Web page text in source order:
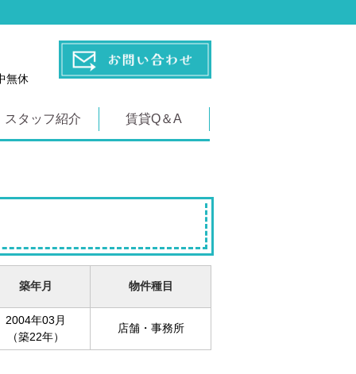
無休
スタッフ紹介 賃貸Q＆A
築年月 物件種目
2004年03月
（築22年）
店舗・事務所